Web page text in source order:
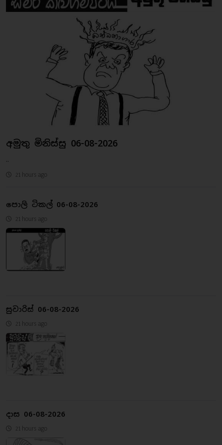
අමුතු මිනිස්සු 06-08-2026
..
21 hours ago
පොලි ටිකල් 06-08-2026
21 hours ago
සුවාරිස් 06-08-2026
21 hours ago
දාස 06-08-2026
21 hours ago